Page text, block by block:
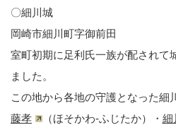
〇細川城
岡崎市細川町字御前田
室町初期に足利氏一族が配されて
ました。
この地から各地の守護となった細
藤孝
（ほそかわ-ふじたか）・ 細